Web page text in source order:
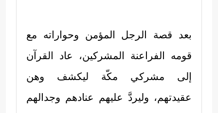
بعد قصة الرجل المؤمن وحواراته مع
قومه الفراعنة المشركين، عاد القرآن
إلى مشركي مكّة ليكشف وهن
عقيدتهم، وليردَّ عليهم عنادهم وجدالهم